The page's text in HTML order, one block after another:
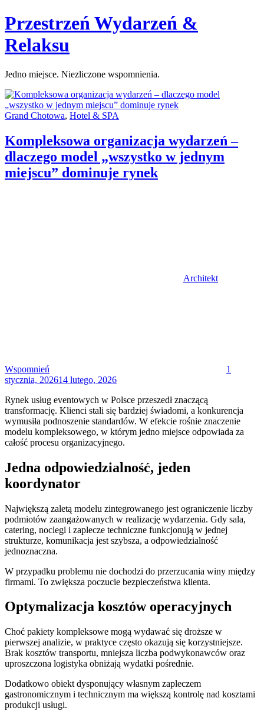
Skip
to
content
Przestrzeń Wydarzeń &
Relaksu
Jedno miejsce. Niezliczone wspomnienia.
Categories:
Grand Chotowa, Hotel & SPA
Kompleksowa organizacja wydarzeń –
dlaczego model „wszystko w jednym
miejscu” dominuje rynek
Architekt
Wspomnień
1
stycznia, 202614 lutego, 2026
Rynek usług eventowych w Polsce przeszedł znaczącą
transformację. Klienci stali się bardziej świadomi, a konkurencja
wymusiła podnoszenie standardów. W efekcie rośnie znaczenie
modelu kompleksowego, w którym jedno miejsce odpowiada za
całość procesu organizacyjnego.
Jedna odpowiedzialność, jeden
koordynator
Największą zaletą modelu zintegrowanego jest ograniczenie liczby
podmiotów zaangażowanych w realizację wydarzenia. Gdy sala,
catering, noclegi i zaplecze techniczne funkcjonują w jednej
strukturze, komunikacja jest szybsza, a odpowiedzialność
jednoznaczna.
W przypadku problemu nie dochodzi do przerzucania winy między
firmami. To zwiększa poczucie bezpieczeństwa klienta.
Optymalizacja kosztów operacyjnych
Choć pakiety kompleksowe mogą wydawać się droższe w
pierwszej analizie, w praktyce często okazują się korzystniejsze.
Brak kosztów transportu, mniejsza liczba podwykonawców oraz
uproszczona logistyka obniżają wydatki pośrednie.
Dodatkowo obiekt dysponujący własnym zapleczem
gastronomicznym i technicznym ma większą kontrolę nad kosztami
produkcji usługi.